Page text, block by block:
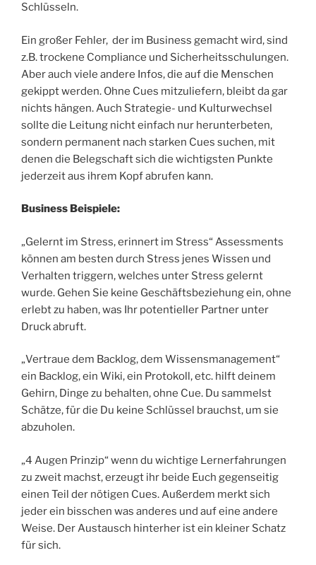
Schlüsseln.
Ein großer Fehler, der im Business gemacht wird, sind
z.B. trockene Compliance und Sicherheitsschulungen.
Aber auch viele andere Infos, die auf die Menschen
gekippt werden. Ohne Cues mitzuliefern, bleibt da gar
nichts hängen. Auch Strategie- und Kulturwechsel
sollte die Leitung nicht einfach nur herunterbeten,
sondern permanent nach starken Cues suchen, mit
denen die Belegschaft sich die wichtigsten Punkte
jederzeit aus ihrem Kopf abrufen kann.
Business Beispiele:
„Gelernt im Stress, erinnert im Stress“ Assessments
können am besten durch Stress jenes Wissen und
Verhalten triggern, welches unter Stress gelernt
wurde. Gehen Sie keine Geschäftsbeziehung ein, ohne
erlebt zu haben, was Ihr potentieller Partner unter
Druck abruft.
„Vertraue dem Backlog, dem Wissensmanagement“
ein Backlog, ein Wiki, ein Protokoll, etc. hilft deinem
Gehirn, Dinge zu behalten, ohne Cue. Du sammelst
Schätze, für die Du keine Schlüssel brauchst, um sie
abzuholen.
„4 Augen Prinzip“ wenn du wichtige Lernerfahrungen
zu zweit machst, erzeugt ihr beide Euch gegenseitig
einen Teil der nötigen Cues. Außerdem merkt sich
jeder ein bisschen was anderes und auf eine andere
Weise. Der Austausch hinterher ist ein kleiner Schatz
für sich.